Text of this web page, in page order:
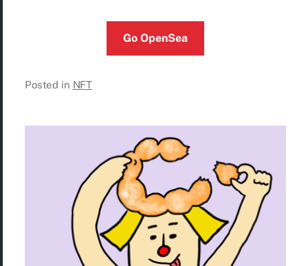
Go OpenSea
Posted in NFT